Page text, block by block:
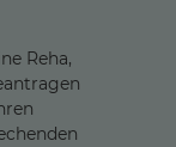
Reha,